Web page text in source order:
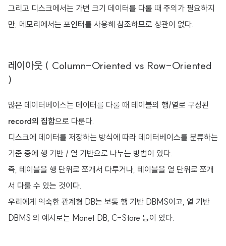
그리고 디스크에서는 가변 크기 데이터를 다룰 때 주의가 필요하지
만, 메모리에서는 포인터를 사용해 참조하므로 상관이 없다.
레이아웃 ( Column-Oriented vs Row-Oriented
)
많은 데이터베이스는 데이터를 다룰 때 테이블의 행/열로 구성된
record의 집합으로 다룬다.
디스크에 데이터를 저장하는 방식에 따라 데이터베이스를 분류하는
기준 중에 행 기반 / 열 기반으로 나누는 방법이 있다.
즉, 테이블을 행 단위로 쪼개서 다루거나, 테이블을 열 단위로 쪼개
서 다룰 수 있는 것이다.
우리에게 익숙한 관계형 DB는 보통 행 기반 DBMS이고, 열 기반
DBMS 의 예시로는 Monet DB, C-Store 등이 있다.